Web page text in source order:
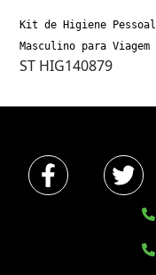
Kit de Higiene Pessoal
Masculino para Viagem
ST HIG140879